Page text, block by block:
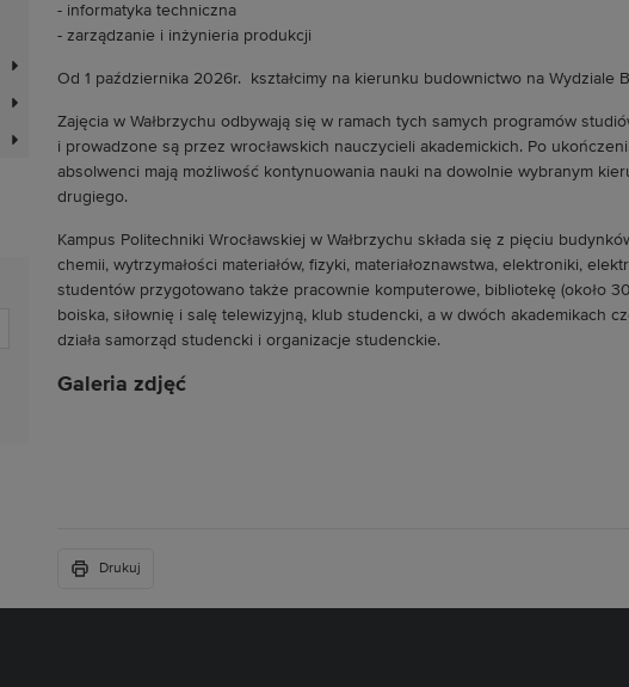
- informatyka techniczna
- zarządzanie i inżynieria produkcji
Od 1 października 2026r. kształcimy na kierunku budownictwo na Wydziale
Zajęcia w Wałbrzychu odbywają się w ramach tych samych programów
i prowadzone są przez wrocławskich nauczycieli akademickich. Po
absolwenci mają możliwość kontynuowania nauki na dowolnie wybranym
drugiego.
Kampus Politechniki Wrocławskiej w Wałbrzychu składa się z pięciu
chemii, wytrzymałości materiałów, fizyki, materiałoznawstwa, elektroniki,
studentów przygotowano także pracownie komputerowe, bibliotekę (około
boiska, siłownię i salę telewizyjną, klub studencki, a w dwóch akademikach
działa samorząd studencki i organizacje studenckie.
Galeria zdjęć
Drukuj